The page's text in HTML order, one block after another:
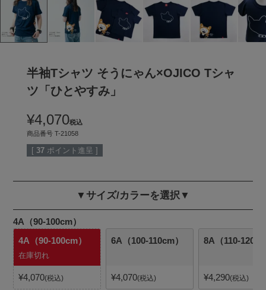
半袖Tシャツ そうにゃん×OJICO Tシャ
ツ「ひとやすみ」
¥4,070税込
商品番号 T-21058
[ 37 ポイント進呈 ]
▼サイズ/カラーを選択▼
4A（90-100cm）
4A（90-100cm）
在庫切れ
¥4,070 税込
6A（100-110cm）
¥4,070 税込
8A（110-
¥4,290 税込